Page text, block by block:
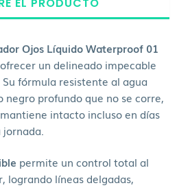
Ojos Líquido Waterproof 01
un delineado impecable
fórmula resistente al agua
negro profundo que no se corre,
intacto incluso en días
permite un control total al
logrando líneas delgadas,